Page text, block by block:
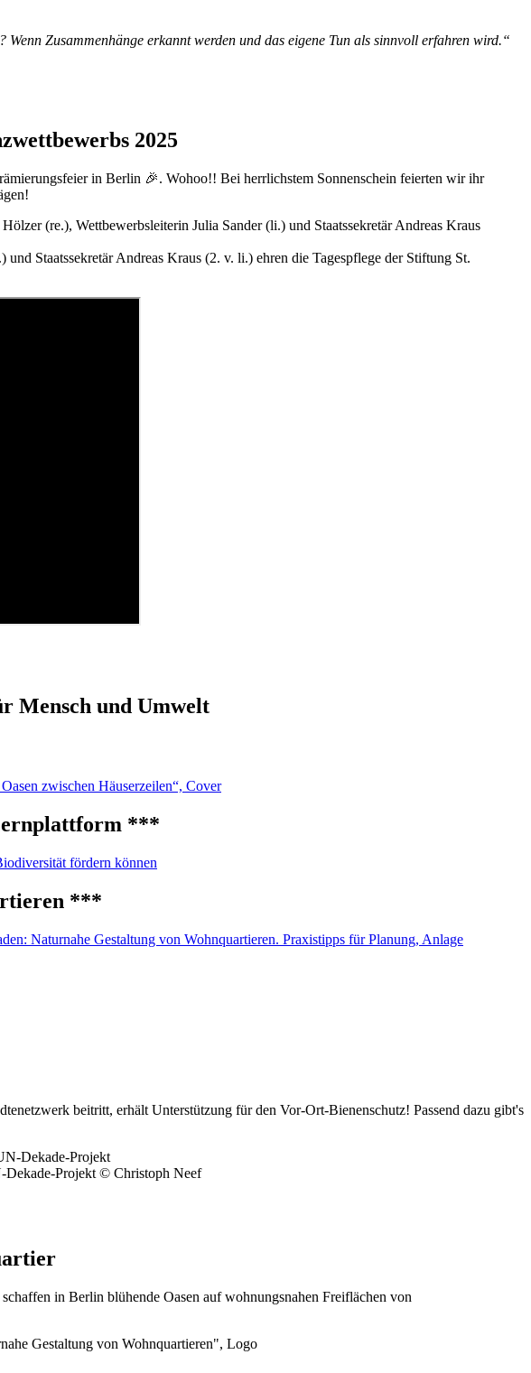
Zusammenhänge erkannt werden und das eigene Tun als sinnvoll erfahren wird.“
2025
in Berlin 🎉. Wohoo!! Bei herrlichstem Sonnenschein feierten wir ihr
Staatssekretär Andreas Kraus (2. v. li.) ehren die Tagespflege der Stiftung St.
Mensch und Umwelt
***
***
beitritt, erhält Unterstützung für den Vor-Ort-Bienenschutz! Passend dazu gibt's
Dekade-Projekt © Christoph Neef
in Berlin blühende Oasen auf wohnungsnahen Freiflächen von